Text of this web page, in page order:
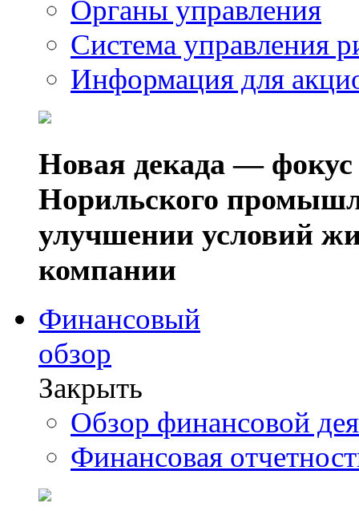
Органы управления
Система управления
Информация для
Новая декада — фокус
Норильского
улучшении условий
компании
Финансовый
обзор
Закрыть
Обзор финансовой
Финансовая